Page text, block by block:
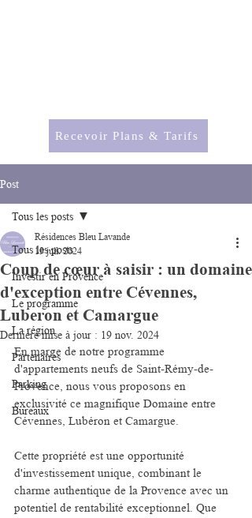
Recevoir Plans & Tarifs
Post
Tous les posts
Investir en Provence
Le programme
La région
Partenaires
Parking
Bureaux
Tous les posts
Coup de cœur à saisir : un domaine
d'exception entre Cévennes,
Luberon et Camargue
Résidences Bleu Lavande
19 juil. 2024
Dernière mise à jour : 19 nov. 2024
En marge de notre programme
d'appartements neufs de Saint-Rémy-de-
Provence, nous vous proposons en
exclusivité ce magnifique Domaine entre
Cévennes, Lubéron et Camargue.
Cette propriété est une opportunité
d'investissement unique, combinant le
charme authentique de la Provence avec un
potentiel de rentabilité exceptionnel. Que